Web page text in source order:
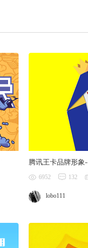
腾讯王卡品牌形象
6952 132
lobo111